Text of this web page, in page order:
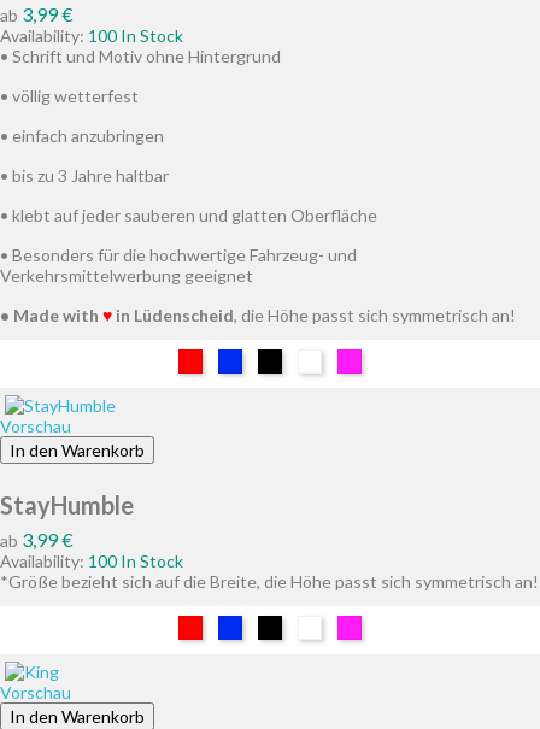
ab Preis
3,99 €
Availability: 100 In Stock
• Schrift und Motiv ohne Hintergrund
• völlig wetterfest
• einfach anzubringen
• bis zu 3 Jahre haltbar
• klebt auf jeder sauberen und glatten Oberfläche
• Besonders für die hochwertige Fahrzeug- und
Verkehrsmittelwerbung geeignet
• Made with ♥ in Lüdenscheid, die Höhe passt sich symmetrisch an!
Vorschau
In den Warenkorb
StayHumble
ab Preis
3,99 €
Availability: 100 In Stock
*Größe bezieht sich auf die Breite, die Höhe passt sich symmetrisch an!
Vorschau
In den Warenkorb